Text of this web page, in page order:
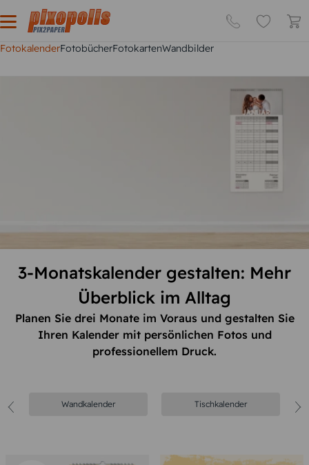
FotokalenderFotobücherFotokartenWandbilder
3-Monatskalender gestalten: Mehr
Überblick im Alltag
Planen Sie drei Monate im Voraus und gestalten Sie
Ihren Kalender mit persönlichen Fotos und
professionellem Druck.
Wandkalender Tischkalender